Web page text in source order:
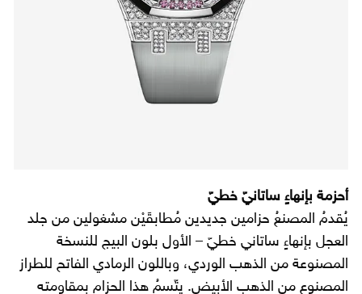
أحزمة بإنهاءٍ ساتانيّ خطيّ
يُقدمُ المصنعُ حزامين جديدين مُطابقَيْن مشغولين من جلد
العجل بإنهاءٍ ساتاني خطيّ – الأول بلون البيج للنسخة
المصنوعة من الذهب الوردي، وباللون الرمادي الفاتح للطراز
المصنوع من الذهب الأبيض. يتّسمُ هذا الحزام بمقاومته